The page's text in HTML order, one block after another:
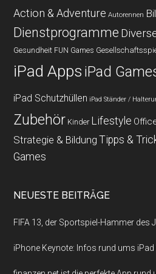
Action & Adventure Autorennen
Dienstprogramme
Gesundheit FUN Games
iPad Apps iPad
iPad Schutzhüllen iPad Ständer /
Zubehör Kinder Lifestyle
Strategie & Bildung Tipps &
Games
NEUESTE BEITRÄGE
FIFA 13, der Sportspiel-Hammer des
iPhone Keynote: Infos rund ums